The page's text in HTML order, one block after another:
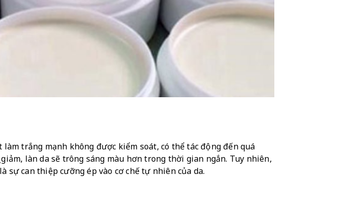
trắng mạnh không được kiểm soát, có thể tác động đến quá
làn da sẽ trông sáng màu hơn trong thời gian ngắn. Tuy nhiên,
sự can thiệp cưỡng ép vào cơ chế tự nhiên của da.